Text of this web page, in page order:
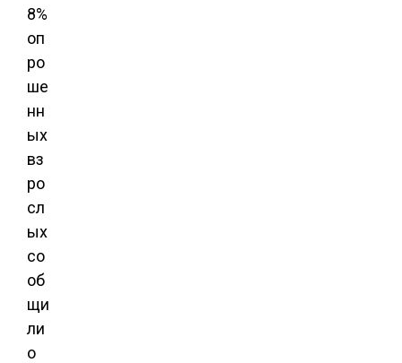
8%
оп
ро
ше
нн
ых
вз
ро
сл
ых
со
об
щи
ли
о